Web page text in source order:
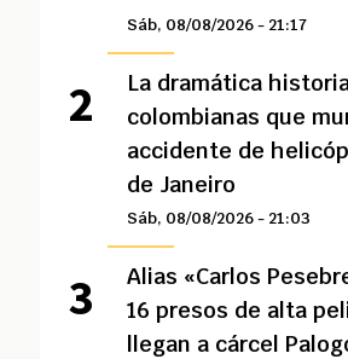
Sáb, 08/08/2026 - 21:17
La dramática
colombianas que
accidente de
de Janeiro
Sáb, 08/08/2026 - 21:03
Alias «Carlos
16 presos de alta
llegan a